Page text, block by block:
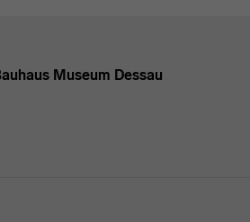
Museum Dessau
im ICAL-Format herunterladen.